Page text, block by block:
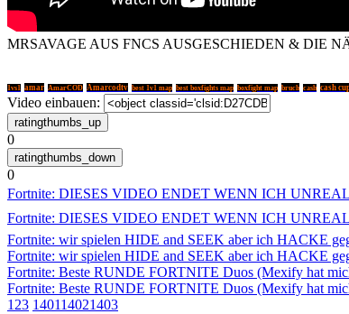
MRSAVAGE AUS FNCS AUSGESCHIEDEN & DIE
1vs1 amar AmarCOD Amarcodtv best 1v1 map best boxfights map boxfight map bruch cash cash
Video einbauen:
0
0
Fortnite: DIESES VIDEO ENDET WENN ICH
Fortnite: DIESES VIDEO ENDET WENN ICH
Fortnite: wir spielen HIDE and SEEK aber ich HACKE
Fortnite: wir spielen HIDE and SEEK aber ich HACKE
Fortnite: Beste RUNDE FORTNITE Duos (Mexify hat
Fortnite: Beste RUNDE FORTNITE Duos (Mexify hat
1 23 140114021403